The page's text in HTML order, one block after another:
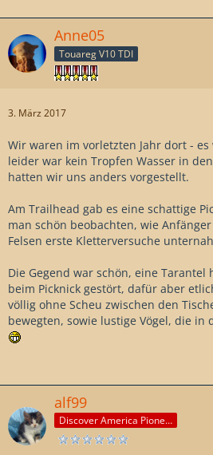
Anne05
Touareg V10 TDI
3. März 2017
Wir waren im vorletzten Jahr dort -
leider war kein Tropfen Wasser in
hatten wir uns anders vorgestellt.
Am Trailhead gab es eine schattige
man schön beobachten, wie
Felsen erste Kletterversuche
Die Gegend war schön, eine
beim Picknick gestört, dafür aber
völlig ohne Scheu zwischen den
bewegten, sowie lustige Vögel, die
alf99
Discover America Pioneer